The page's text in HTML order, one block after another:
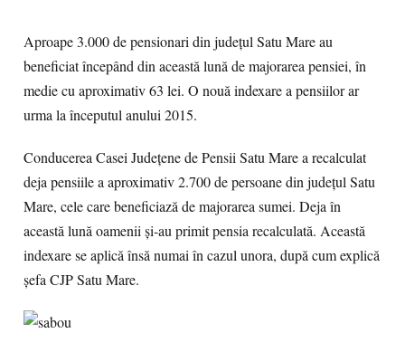
Aproape 3.000 de pensionari din judeţul Satu Mare au
beneficiat începând din această lună de majorarea pensiei, în
medie cu aproximativ 63 lei. O nouă indexare a pensiilor ar
urma la începutul anului 2015.
Conducerea Casei Judeţene de Pensii Satu Mare a recalculat
deja pensiile a aproximativ 2.700 de persoane din judeţul Satu
Mare, cele care beneficiază de majorarea sumei. Deja în
această lună oamenii şi-au primit pensia recalculată. Această
indexare se aplică însă numai în cazul unora, după cum explică
şefa CJP Satu Mare.